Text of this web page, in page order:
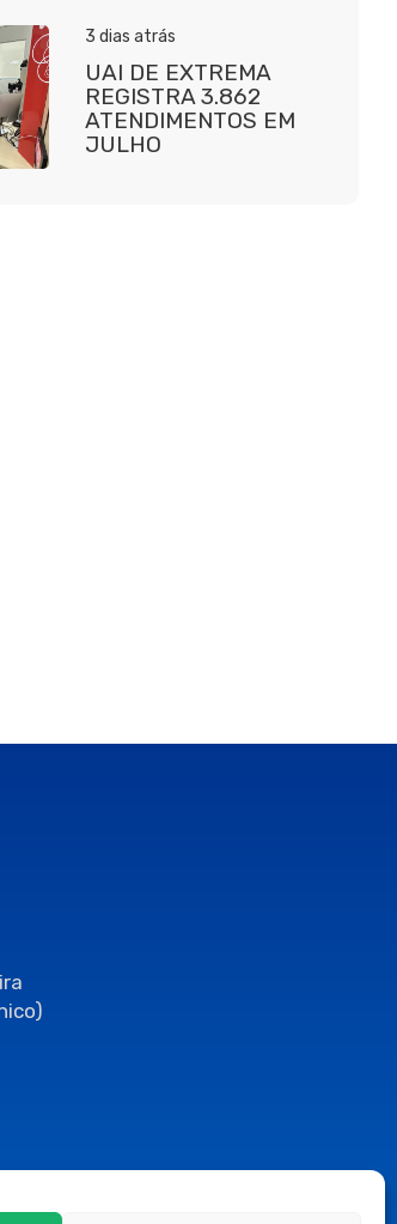
3 dias atrás
UAI DE EXTREMA
REGISTRA 3.862
ATENDIMENTOS EM
JULHO